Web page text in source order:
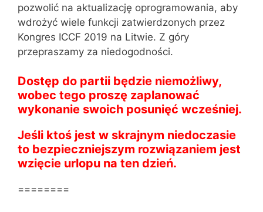
pozwolić na aktualizację oprogramowania, aby
wdrożyć wiele funkcji zatwierdzonych przez
Kongres ICCF 2019 na Litwie. Z góry
przepraszamy za niedogodności.
Dostęp do partii będzie niemożliwy,
wobec tego proszę zaplanować
wykonanie swoich posunięć wcześniej.
Jeśli ktoś jest w skrajnym niedoczasie
to bezpieczniejszym rozwiązaniem jest
wzięcie urlopu na ten dzień.
========